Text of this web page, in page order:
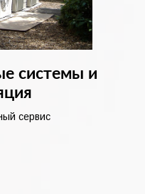
системы и
сервис